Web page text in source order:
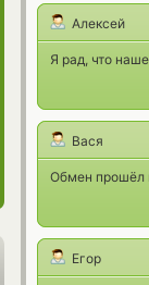
Алексей
Я рад, что
Вася
Обмен прошёл
Егор